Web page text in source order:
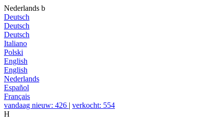
Nederlands b
Deutsch
Deutsch
Deutsch
Italiano
Polski
English
English
Nederlands
Español
Français
vandaag nieuw: 426 | verkocht: 554
H